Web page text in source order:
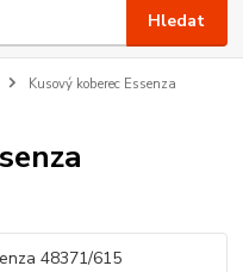
Hledat
Kusový koberec Essenza